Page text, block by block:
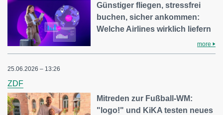
Günstiger fliegen, stressfrei
buchen, sicher ankommen:
Welche Airlines wirklich liefern
more
25.06.2026 – 13:26
ZDF
Mitreden zur Fußball-WM:
"logo!" und KiKA testen neues